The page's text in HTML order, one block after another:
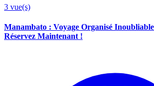
3 vue(s)
Manambato : Voyage Organisé
Réservez Maintenant !